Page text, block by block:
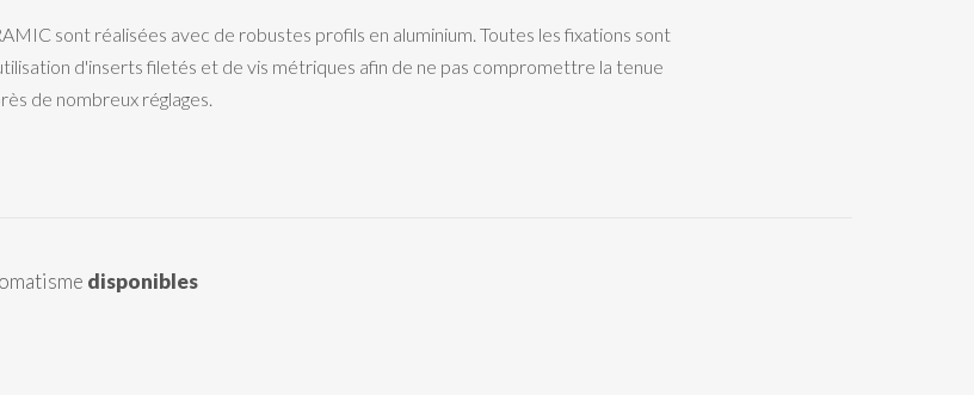
sont réalisées avec de robustes profils en aluminium. Toutes les fixations sont
d'inserts filetés et de vis métriques afin de ne pas compromettre la tenue
de nombreux réglages.
disponibles